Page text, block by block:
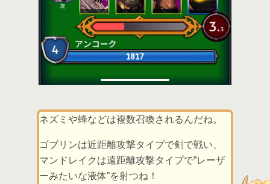
ネズミや蜂などは複数召喚されるんだね。
ゴブリンは近距離攻撃タイプで剣で戦い、
マンドレイクは遠距離攻撃タイプで”レーザ
ーみたいな液体”を射つね！